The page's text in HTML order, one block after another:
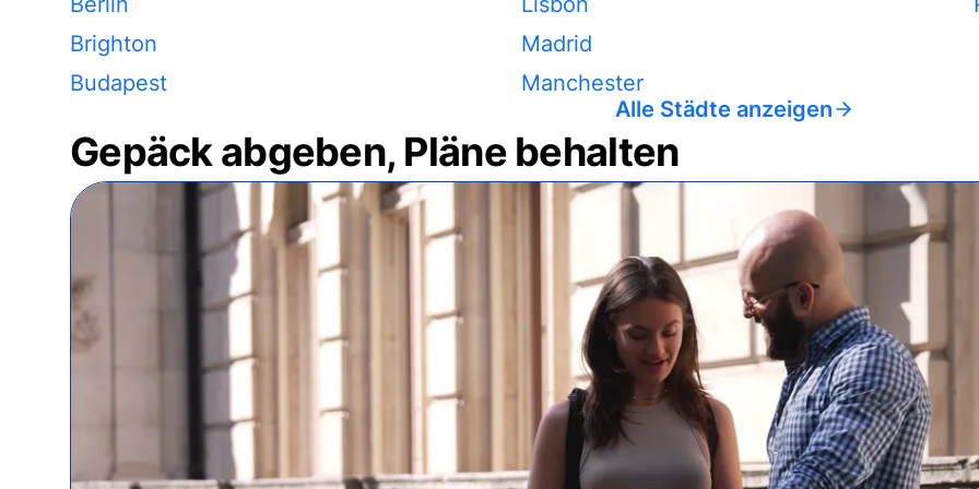
Brighton
Budapest
Madrid
Manchester
Alle Städte anzeigen
Gepäck abgeben, Pläne behalten